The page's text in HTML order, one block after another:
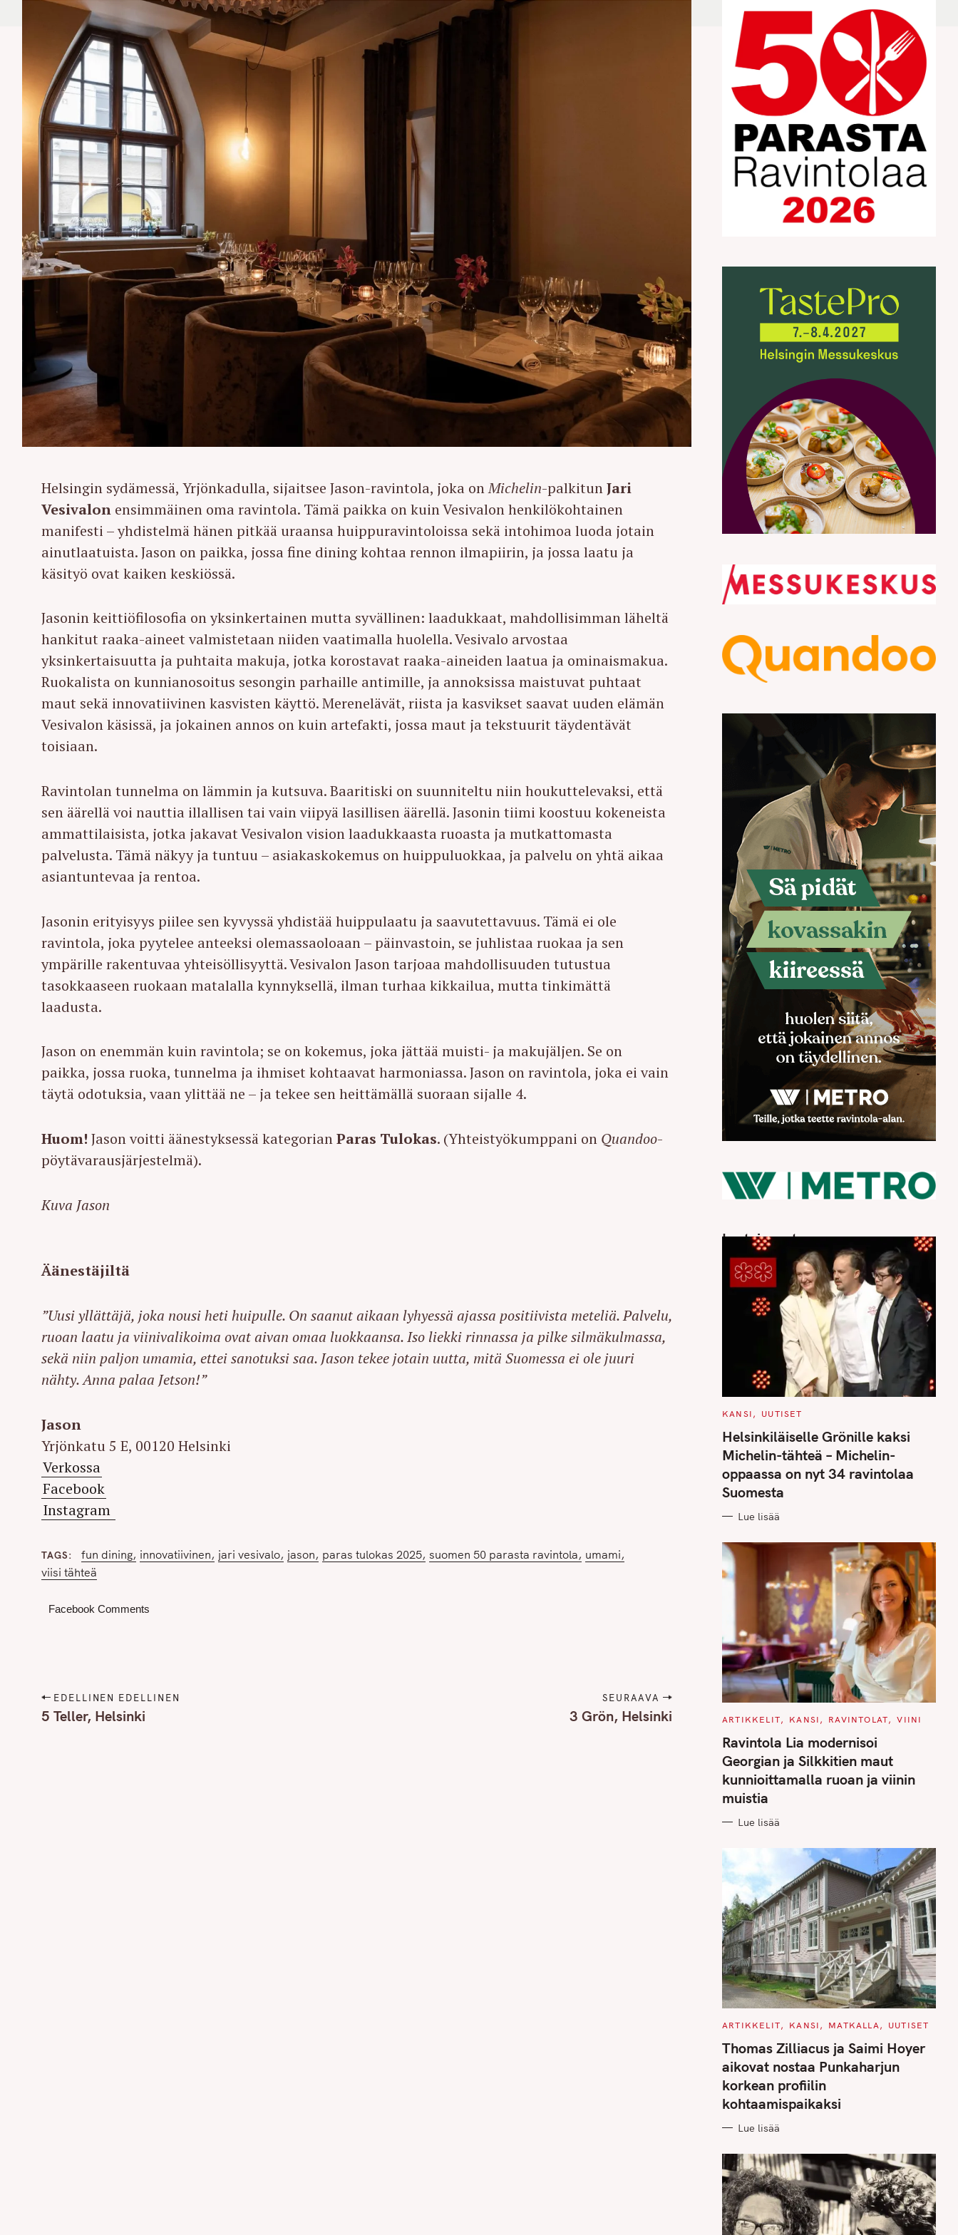
Helsingin sydämessä, Yrjönkadulla, sijaitsee Jason-ravintola, joka onMichelin-palkitunJari
Vesivalon ensimmäinen oma ravintola. Tämä paikka on kuin Vesivalon henkilökohtainen
manifesti – yhdistelmä hänen pitkää uraansa huippuravintoloissa sekä intohimoa luoda jotain
ainutlaatuista. Jason on paikka, jossa fine dining kohtaa rennon ilmapiirin, ja jossa laatu ja
käsityö ovat kaiken keskiössä.
Jasonin keittiöfilosofia on yksinkertainen mutta syvällinen: laadukkaat, mahdollisimman läheltä
hankitut raaka-aineet valmistetaan niiden vaatimalla huolella. Vesivalo arvostaa
yksinkertaisuutta ja puhtaita makuja, jotka korostavat raaka-aineiden laatua ja ominaismakua.
Ruokalista on kunnianosoitus sesongin parhaille antimille, ja annoksissa maistuvat puhtaat
maut sekä innovatiivinen kasvisten käyttö. Merenelävät, riista ja kasvikset saavat uuden elämän
Vesivalon käsissä, ja jokainen annos on kuin artefakti, jossa maut ja tekstuurit täydentävät
toisiaan.
Ravintolan tunnelma on lämmin ja kutsuva. Baaritiski on suunniteltu niin houkuttelevaksi, että
sen äärellä voi nauttia illallisen tai vain viipyä lasillisen äärellä. Jasonin tiimi koostuu kokeneista
ammattilaisista, jotka jakavat Vesivalon vision laadukkaasta ruoasta ja mutkattomasta
palvelusta. Tämä näkyy ja tuntuu – asiakaskokemus on huippuluokkaa, ja palvelu on yhtä aikaa
asiantuntevaa ja rentoa.
Jasonin erityisyys piilee sen kyvyssä yhdistää huippulaatu ja saavutettavuus. Tämä ei ole
ravintola, joka pyytelee anteeksi olemassaoloaan – päinvastoin, se juhlistaa ruokaa ja sen
ympärille rakentuvaa yhteisöllisyyttä. Vesivalon Jason tarjoaa mahdollisuuden tutustua
tasokkaaseen ruokaan matalalla kynnyksellä, ilman turhaa kikkailua, mutta tinkimättä
laadusta.
Jason on enemmän kuin ravintola; se on kokemus, joka jättää muisti- ja makujäljen. Se on
paikka, jossa ruoka, tunnelma ja ihmiset kohtaavat harmoniassa. Jason on ravintola, joka ei vain
täytä odotuksia, vaan ylittää ne – ja tekee sen heittämällä suoraan sijalle 4.
Huom! Jason voitti äänestyksessä kategorianParas Tulokas. (Yhteistyökumppani on Quandoo-
pöytävarausjärjestelmä).
Kuva Jason
Äänestäjiltä
”Uusi yllättäjä, joka nousi heti huipulle. On saanut aikaan lyhyessä ajassa positiivista meteliä. Palvelu,
ruoan laatu ja viinivalikoima ovat aivan omaa luokkaansa. Iso liekki rinnassa ja pilke silmäkulmassa,
sekä niin paljon umamia, ettei sanotuksi saa. Jason tekee jotain uutta, mitä Suomessa ei ole juuri
nähty. Anna palaa Jetson!”
Jason
Yrjönkatu 5 E, 00120 Helsinki
Verkossa
Facebook
Instagram
TAGS fun dining innovatiivinen jari vesivalo jason paras tulokas 2025 suomen 50 parasta ravintola umami
viisi tähteä
Facebook Comments
P
o
EDELLINEN EDELLINEN
5 Teller, Helsinki
SEURAAVA
3 Grön, Helsinki
Luetuimmat
C
T
E
G
O
I
E
S
KANSI UUTISET
Helsinkiläiselle Grönille kaksi
Michelin-tähteä – Michelin-
oppaassa on nyt 34 ravintolaa
Suomesta
Lue lisää
C
T
E
G
O
R
I
S
ARTIKKELIT KANSI RAVINTOLAT VIINI
Ravintola Lia modernisoi
Georgian ja Silkkitien maut
kunnioittamalla ruoan ja viinin
muistia
Lue lisää
C
T
E
O
R
I
E
S
ARTIKKELIT KANSI MATKALLA UUTISET
Thomas Zilliacus ja Saimi Hoyer
aikovat nostaa Punkaharjun
korkean profiilin
kohtaamispaikaksi
Lue lisää
a
c
h
f
o
r
Press Esc to cancel.